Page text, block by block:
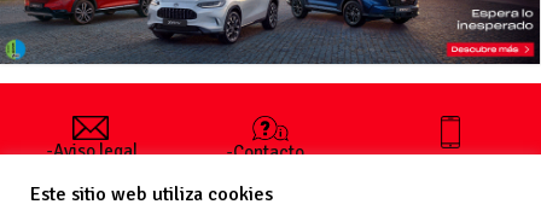
-Aviso legal
generales
-Contacto
publicar un
+34 627 35
Este sitio web utiliza cookies